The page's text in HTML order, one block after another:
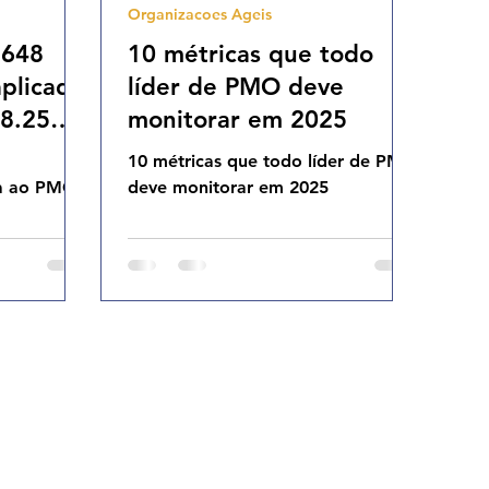
PMO
10 métricas que todo
líder de PMO deve
monitorar em 2025
10 métricas que todo líder de PMO
deve monitorar em 2025
Organizacoes Ageis